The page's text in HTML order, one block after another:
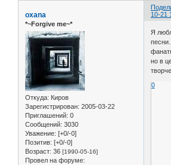
10-21
oxana
*~Forgive me~*
Откуда: Киров
Зарегистрирован: 2005-03-22
Приглашений: 0
Сообщений: 3030
Уважение: [+0/-0]
Позитив: [+0/-0]
Возраст: 36 [1990-05-16]
Провел на форуме:
Я
но в
0